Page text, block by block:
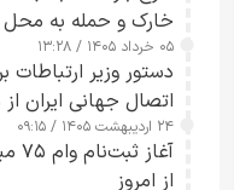
خارک و حمله به
۰۵ خرداد ۱۴۰۵ / ۱۳:۲۸
دستور وزیر ارتباطات
اتصال جهانی ایران
کامل مردم تا ۲۴ ساعت آینده
۲۴ اردیبهشت ۱۴۰۵ / ۰۹:۱۵
از امروز